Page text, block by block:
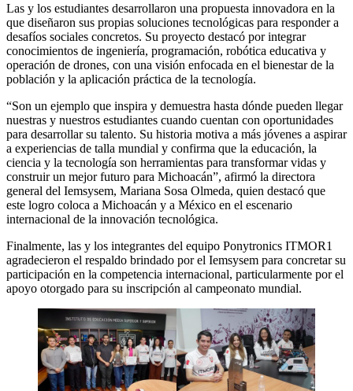
Las y los estudiantes desarrollaron una propuesta innovadora en la
que diseñaron sus propias soluciones tecnológicas para responder a
desafíos sociales concretos. Su proyecto destacó por integrar
conocimientos de ingeniería, programación, robótica educativa y
operación de drones, con una visión enfocada en el bienestar de la
población y la aplicación práctica de la tecnología.
“Son un ejemplo que inspira y demuestra hasta dónde pueden llegar
nuestras y nuestros estudiantes cuando cuentan con oportunidades
para desarrollar su talento. Su historia motiva a más jóvenes a aspirar
a experiencias de talla mundial y confirma que la educación, la
ciencia y la tecnología son herramientas para transformar vidas y
construir un mejor futuro para Michoacán”, afirmó la directora
general del Iemsysem, Mariana Sosa Olmeda, quien destacó que
este logro coloca a Michoacán y a México en el escenario
internacional de la innovación tecnológica.
Finalmente, las y los integrantes del equipo Ponytronics ITMOR1
agradecieron el respaldo brindado por el Iemsysem para concretar su
participación en la competencia internacional, particularmente por el
apoyo otorgado para su inscripción al campeonato mundial.